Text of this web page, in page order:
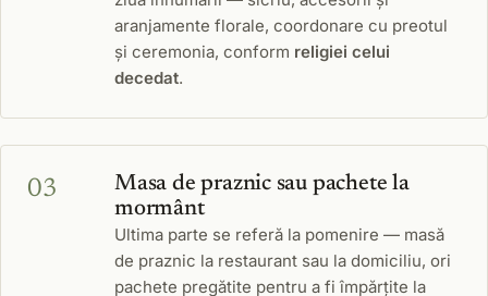
aranjamente florale, coordonare cu preotul
și ceremonia, conform religiei celui
decedat.
Masa de praznic sau pachete la
mormânt
Ultima parte se referă la pomenire — masă
de praznic la restaurant sau la domiciliu, ori
pachete pregătite pentru a fi împărțite la